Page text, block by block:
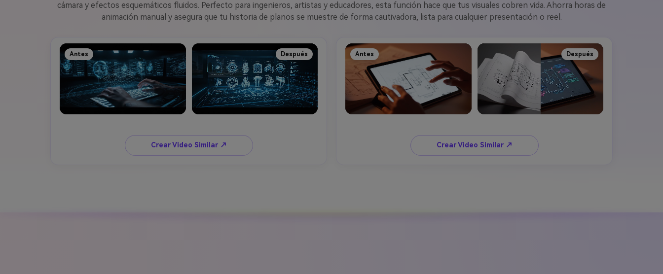
cámara y efectos esquemáticos fluidos. Perfecto para ingenieros, artistas y educadores, esta función hace que tus visuales cobren vida. Ahorra horas de
animación manual y asegura que tu historia de planos se muestre de forma cautivadora, lista para cualquier presentación o reel.
Antes Después
Crear Video Similar ↗
Antes Después
Crear Video Similar ↗